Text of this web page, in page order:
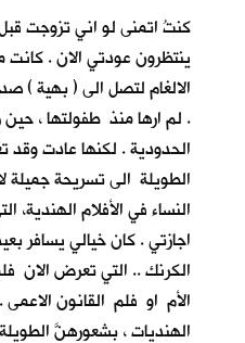
كنتُ اتمنى لو اني تزوجت
ينتظرون عودتي الان .
الالغام لتصل الى ( بهية )
. لم ارها منذ طفولتها ، حين
الحدودية . لكنها عادت وقد
الطويلة الى تسريحة جميلة
النساء في الأفلام الهندية،
اجازتي . كان خيالي يسافر
الكرنك .. التي تعرض الان
الأم او فلم القانون
الهنديات ، بشعورهنَّ